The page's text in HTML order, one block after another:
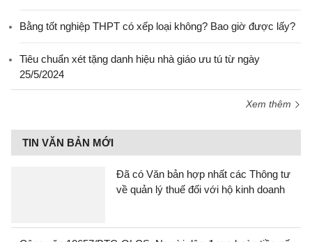
Bằng tốt nghiệp THPT có xếp loại không? Bao giờ được lấy?
Tiêu chuẩn xét tặng danh hiệu nhà giáo ưu tú từ ngày
25/5/2024
Xem thêm
TIN VĂN BẢN MỚI
Đã có Văn bản hợp nhất các Thông tư
về quản lý thuế đối với hộ kinh doanh